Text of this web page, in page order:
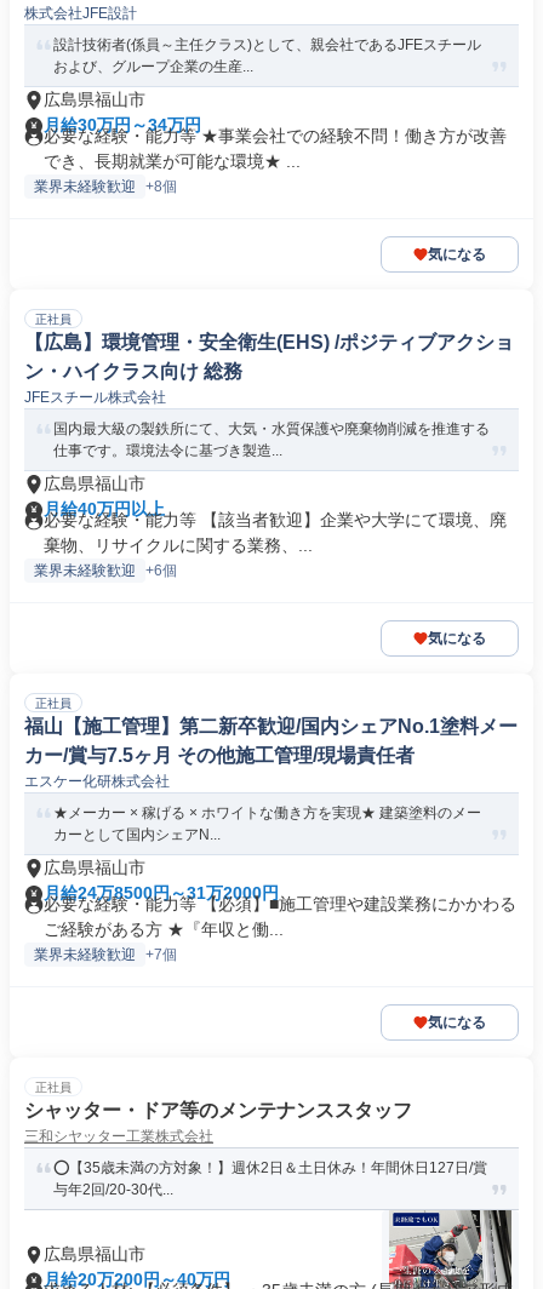
株式会社JFE設計
設計技術者(係員～主任クラス)として、親会社であるJFEスチール
および、グループ企業の生産...
広島県福山市
月給30万円～34万円
必要な経験・能力等 ★事業会社での経験不問！働き方が改善
でき、長期就業が可能な環境★ ...
業界未経験歓迎 +8個
気になる
正社員
【広島】環境管理・安全衛生(EHS) /ポジティブアクショ
ン・ハイクラス向け 総務
JFEスチール株式会社
国内最大級の製鉄所にて、大気・水質保護や廃棄物削減を推進する
仕事です。環境法令に基づき製造...
広島県福山市
月給40万円以上
必要な経験・能力等 【該当者歓迎】企業や大学にて環境、廃
棄物、リサイクルに関する業務、...
業界未経験歓迎 +6個
気になる
正社員
福山【施工管理】第二新卒歓迎/国内シェアNo.1塗料メー
カー/賞与7.5ヶ月 その他施工管理/現場責任者
エスケー化研株式会社
★メーカー × 稼げる × ホワイトな働き方を実現★ 建築塗料のメー
カーとして国内シェアN...
広島県福山市
月給24万8500円～31万2000円
必要な経験・能力等 【必須】■施工管理や建設業務にかかわる
ご経験がある方 ★『年収と働...
業界未経験歓迎 +7個
気になる
正社員
シャッター・ドア等のメンテナンススタッフ
三和シヤッター工業株式会社
⭕️【35歳未満の方対象！】週休2日＆土日休み！年間休日127日/賞
与年2回/20-30代...
広島県福山市
月給20万200円～40万円